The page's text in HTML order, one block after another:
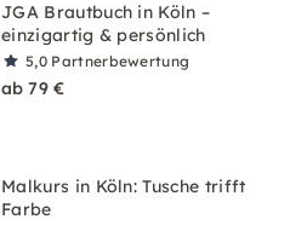
JGA Brautbuch in Köln –
einzigartig & persönlich
5,0 Partnerbewertung
ab 79 €
Malkurs in Köln: Tusche trifft
Farbe